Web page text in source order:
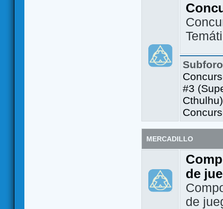
#3
Cthulhu)
MERCADILLO
de
de